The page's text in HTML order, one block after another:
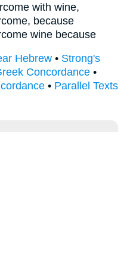
with wine,
because
wine because
Hebrew • Strong's
Concordance •
• Parallel Texts